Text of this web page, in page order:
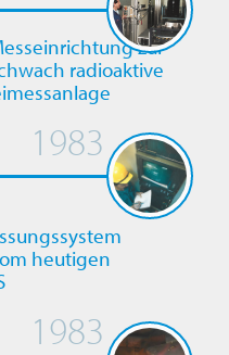
zur
radioaktive
heutigen
1983
1983